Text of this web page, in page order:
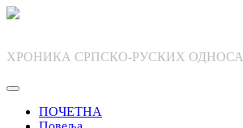
Skip
ХРОНИКА СРПСКО-РУСКИХ ОДНОСА
ПОЧЕТНА